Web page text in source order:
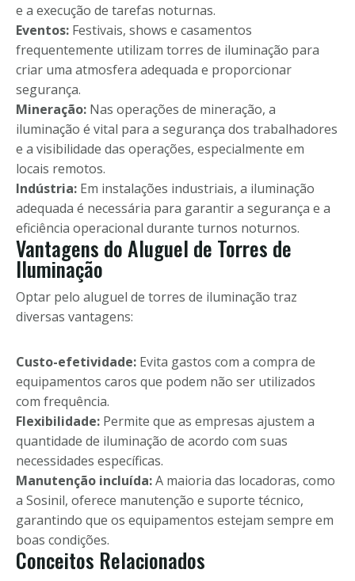
e a execução de tarefas noturnas.
Eventos: Festivais, shows e casamentos
frequentemente utilizam torres de iluminação para
criar uma atmosfera adequada e proporcionar
segurança.
Mineração: Nas operações de mineração, a
iluminação é vital para a segurança dos trabalhadores
e a visibilidade das operações, especialmente em
locais remotos.
Indústria: Em instalações industriais, a iluminação
adequada é necessária para garantir a segurança e a
eficiência operacional durante turnos noturnos.
Vantagens do Aluguel de Torres de
Iluminação
Optar pelo aluguel de torres de iluminação traz
diversas vantagens:
Custo-efetividade: Evita gastos com a compra de
equipamentos caros que podem não ser utilizados
com frequência.
Flexibilidade: Permite que as empresas ajustem a
quantidade de iluminação de acordo com suas
necessidades específicas.
Manutenção incluída:A maioria das locadoras, como
a Sosinil, oferece manutenção e suporte técnico,
garantindo que os equipamentos estejam sempre em
boas condições.
Conceitos Relacionados